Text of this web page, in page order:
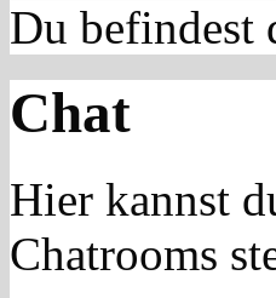
Du befindest
Chat
Hier kannst
Chatrooms